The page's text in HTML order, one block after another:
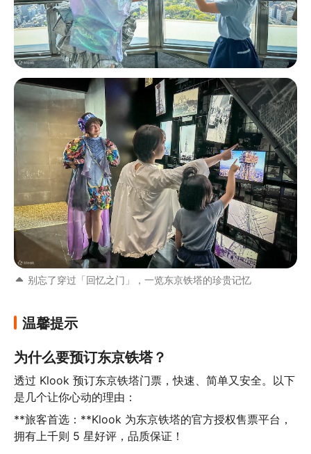
别忘了穿过「回忆之门」，一览东京铁塔的珍贵记忆
温馨提示
为什么要预订东京铁塔？
透过 Klook 预订东京铁塔门票，快速、简单又安全。以下
是几个让你心动的理由：
**旅客首选：**Klook 为东京铁塔的官方授权售票平台，
拥有上千则 5 星好评，品质保证！